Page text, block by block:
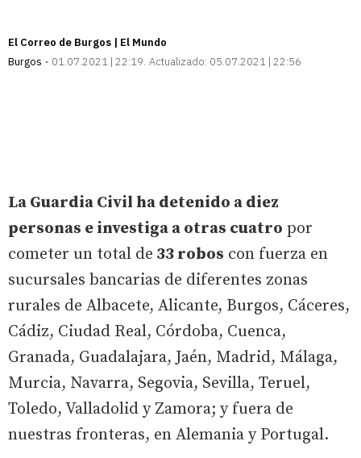
El Correo de Burgos | El Mundo
Burgos
01.07.2021 | 22:19 Actualizado: 05.07.2021 | 22:56
La Guardia Civil ha detenido a diez
personas e investiga a otras cuatro por
cometer un total de 33 robos con fuerza en
sucursales bancarias de diferentes zonas
rurales de Albacete, Alicante, Burgos, Cáceres,
Cádiz, Ciudad Real, Córdoba, Cuenca,
Granada, Guadalajara, Jaén, Madrid, Málaga,
Murcia, Navarra, Segovia, Sevilla, Teruel,
Toledo, Valladolid y Zamora; y fuera de
nuestras fronteras, en Alemania y Portugal.